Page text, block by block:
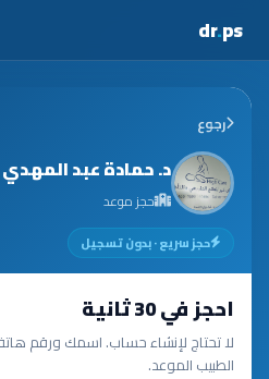
dr.ps
رجوع
د. حمادة عبد المهدي
حجز موعد
حجز سريع · بدون تسجيل
احجز في 30 ثانية
لا تحتاج لإنشاء حساب. اسمك ورقم
الطبيب الموعد.